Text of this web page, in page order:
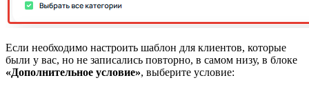
Если необходимо настроить шаблон для клиентов, которые
были у вас, но не записались повторно, в самом низу, в блоке
«Дополнительное условие», выберите условие: